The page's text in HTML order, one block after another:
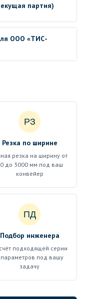
партия)
ООО «ТИС-
РЗ
Резка по ширине
резка на ширину от
до 3000 мм под ваш
конвейер
ПД
Подбор инженера
подходящей серии
параметров под вашу
задачу